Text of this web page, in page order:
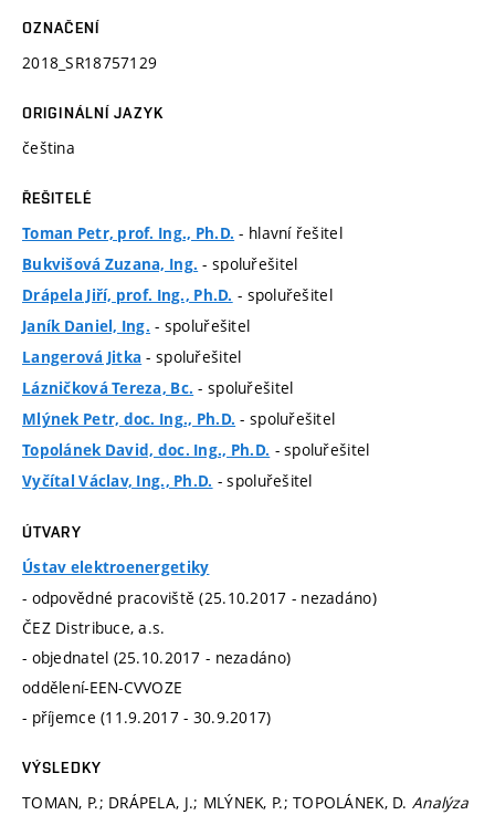
OZNAČENÍ
2018_SR18757129
ORIGINÁLNÍ JAZYK
čeština
ŘEŠITELÉ
Toman Petr, prof. Ing., Ph.D. - hlavní řešitel
Bukvišová Zuzana, Ing. - spoluřešitel
Drápela Jiří, prof. Ing., Ph.D. - spoluřešitel
Janík Daniel, Ing. - spoluřešitel
Langerová Jitka - spoluřešitel
Lázničková Tereza, Bc. - spoluřešitel
Mlýnek Petr, doc. Ing., Ph.D. - spoluřešitel
Topolánek David, doc. Ing., Ph.D. - spoluřešitel
Vyčítal Václav, Ing., Ph.D. - spoluřešitel
ÚTVARY
Ústav elektroenergetiky
- odpovědné pracoviště (25.10.2017 - nezadáno)
ČEZ Distribuce, a.s.
- objednatel (25.10.2017 - nezadáno)
oddělení-EEN-CVVOZE
- příjemce (11.9.2017 - 30.9.2017)
VÝSLEDKY
TOMAN, P.; DRÁPELA, J.; MLÝNEK, P.; TOPOLÁNEK, D. Analýza